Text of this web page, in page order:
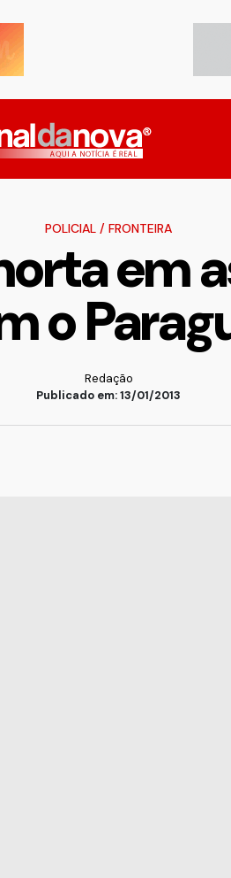
POLICIAL / FRONTEIRA
em
o
Redação
Publicado em: 13/01/2013